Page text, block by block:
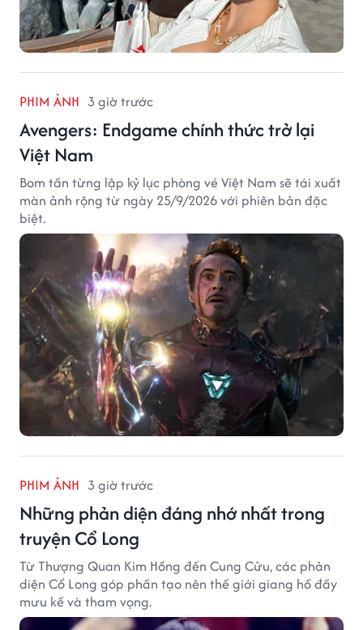
PHIM ẢNH 3 giờ trước
Avengers: Endgame chính thức trở lại
Việt Nam
Bom tấn từng lập kỷ lục phòng vé Việt Nam sẽ tái xuất
màn ảnh rộng từ ngày 25/9/2026 với phiên bản đặc
biệt.
PHIM ẢNH 3 giờ trước
Những phản diện đáng nhớ nhất trong
truyện Cổ Long
Từ Thượng Quan Kim Hồng đến Cung Cửu, các phản
diện Cổ Long góp phần tạo nên thế giới giang hồ đầy
mưu kế và tham vọng.